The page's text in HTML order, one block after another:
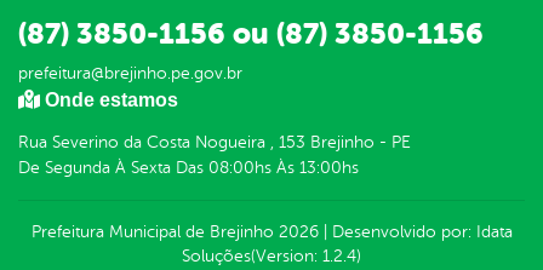
(87) 3850-1156 ou (87) 3850-1156
prefeitura@brejinho.pe.gov.br
Onde estamos
Rua Severino da Costa Nogueira , 153 Brejinho - PE
De Segunda À Sexta Das 08:00hs Às 13:00hs
Prefeitura Municipal de Brejinho 2026| Desenvolvido por: Idata
Soluções(Version: 1.2.4)